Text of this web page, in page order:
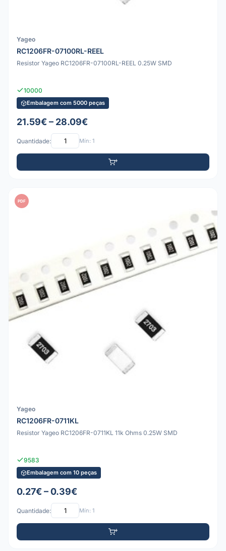
Yageo
RC1206FR-07100RL-REEL
Resistor Yageo RC1206FR-07100RL-REEL 0.25W SMD
10000
Embalagem com 5000 peças
21.59€ – 28.09€
Quantidade: Mín: 1
PDF
Yageo
RC1206FR-0711KL
Resistor Yageo RC1206FR-0711KL 11k Ohms 0.25W SMD
9583
Embalagem com 10 peças
0.27€ – 0.39€
Quantidade: Mín: 1